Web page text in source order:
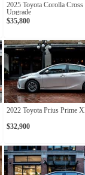
2025 Toyota Corolla Cross
Upgrade
$35,800
2022 Toyota Prius Prime
$32,900